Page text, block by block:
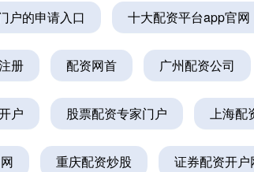
户的申请入口 十大配资平台app官网
册 配资网首 广州配资公司
户 股票配资专家门户 上海配
重庆配资炒股 证券配资开户